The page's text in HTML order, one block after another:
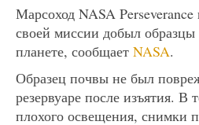
Марсоход NASA
своей миссии добыл
планете, сообщает NASA.
Образец почвы не был
резервуаре после изъятия. В
плохого освещения, снимки